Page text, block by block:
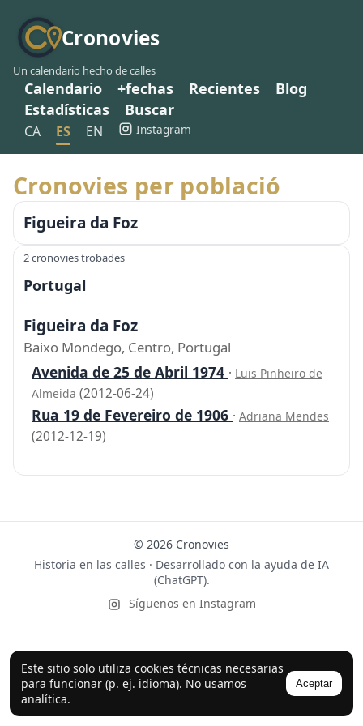
Cronovies
Un calendario hecho de calles
Calendario +fechas Recientes
Blog
Estadísticas
Buscar
CA ES EN Instagram
Este sitio solo utiliza cookies técnicas necesarias
para funcionar (p. ej. idioma). No usamos
analítica.
Aceptar
Cronovies per població
Figueira da Foz
2 cronovies trobades
Portugal
Figueira da Foz
Baixo Mondego, Centro, Portugal
Avenida de 25 de Abril 1974 · Luis Pinheiro de
Almeida (2012-06-24)
Rua 19 de Fevereiro de 1906 · Adriana Mendes
(2012-12-19)
© 2026 Cronovies
Historia en las calles · Desarrollado con la ayuda de IA
(ChatGPT).
Síguenos en Instagram